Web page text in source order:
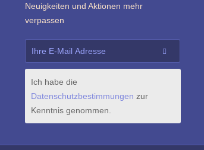
Neuigkeiten und Aktionen mehr
verpassen
Ich habe die
Datenschutzbestimmungen zur
Kenntnis genommen.